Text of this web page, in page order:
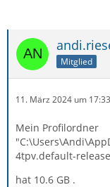
Mitglied
11. März 2024 um 17:33
Mein Profilordner
4tpv.default-
hat 10.6 GB .